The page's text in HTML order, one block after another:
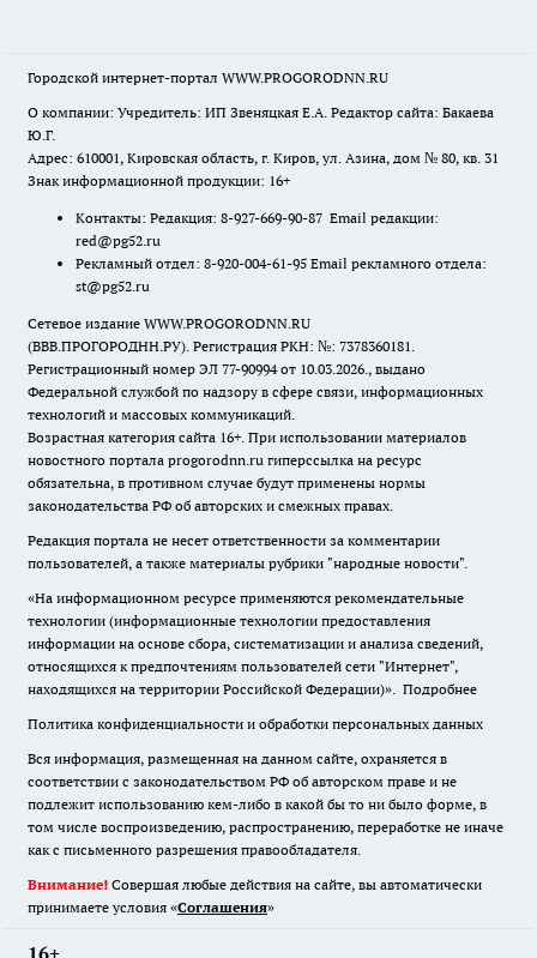
Городской интернет-портал WWW.PROGORODNN.RU
О компании: Учредитель: ИП Звеняцкая Е.А. Редактор сайта: Бакаева
Ю.Г.
Адрес: 610001, Кировская область, г. Киров, ул. Азина, дом № 80, кв. 31
Знак информационной продукции: 16+
Контакты: Редакция: 8-927-669-90-87 Email редакции:
red@pg52.ru
Рекламный отдел: 8-920-004-61-95 Email рекламного отдела:
st@pg52.ru
Сетевое издание WWW.PROGORODNN.RU
(ВВВ.ПРОГОРОДНН.РУ). Регистрация РКН: №: 7378360181.
Регистрационный номер ЭЛ 77-90994 от 10.03.2026., выдано
Федеральной службой по надзору в сфере связи, информационных
технологий и массовых коммуникаций.
Возрастная категория сайта 16+. При использовании материалов
новостного портала progorodnn.ru гиперссылка на ресурс
обязательна, в противном случае будут применены нормы
законодательства РФ об авторских и смежных правах.
Редакция портала не несет ответственности за комментарии
пользователей, а также материалы рубрики "народные новости".
«На информационном ресурсе применяются рекомендательные
технологии (информационные технологии предоставления
информации на основе сбора, систематизации и анализа сведений,
относящихся к предпочтениям пользователей сети "Интернет",
находящихся на территории Российской Федерации)». Подробнее
Политика конфиденциальности и обработки персональных данных
Вся информация, размещенная на данном сайте, охраняется в
соответствии с законодательством РФ об авторском праве и не
подлежит использованию кем-либо в какой бы то ни было форме, в
том числе воспроизведению, распространению, переработке не иначе
как с письменного разрешения правообладателя.
Внимание! Совершая любые действия на сайте, вы автоматически
принимаете условия «Cоглашения»